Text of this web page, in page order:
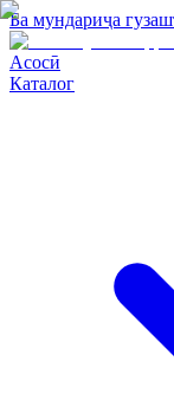
Ба мундариҷа
Асосӣ
Каталог